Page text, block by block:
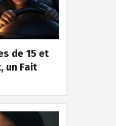
de 15 et
un Fait